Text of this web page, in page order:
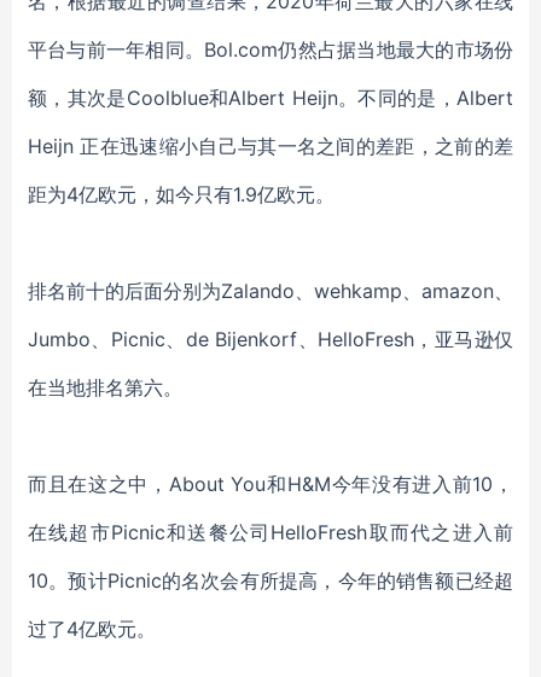
平台与前一年相同。 Bol.com仍然占据当地最大的市场份
额 ，其次是Coolblue和Albert Heijn。不同的是，Albert
Heijn 正在迅速缩小自己与其一名之间的差距 ，之前的差
距为4亿欧元，如今只有1.9亿欧元。
排名前十的后面分别为Zalando、wehkamp、amazon、
Jumbo、Picnic、de Bijenkorf、HelloFresh，亚马逊仅
在当地排名第六。
而且在这之中， About You和H&M今年没有进入前10，
在线超市Picnic和送餐公司HelloFresh取而代之进入前
10。预计Picnic的名次会有所提高， 今年的销售额已经超
过了4亿欧元。